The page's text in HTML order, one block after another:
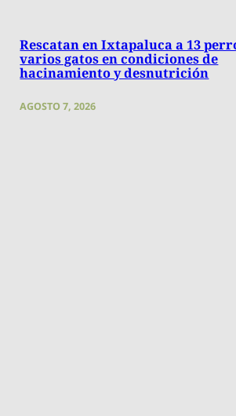
Rescatan en Ixtapaluca a 13
varios gatos en condiciones de
hacinamiento y desnutrición
AGOSTO 7, 2026